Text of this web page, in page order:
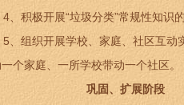
、积极开展“垃圾分类”常规性知识
、组织开展学校、家庭、社区互动
个家庭、一所学校带动一个社区。
巩固、扩展阶段